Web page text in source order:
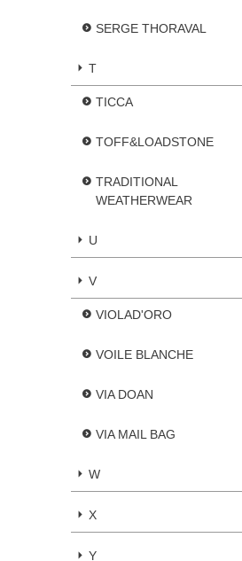
SERGE THORAVAL
T
TICCA
TOFF&LOADSTONE
TRADITIONAL
WEATHERWEAR
U
V
VIOLAD'ORO
VOILE BLANCHE
VIA DOAN
VIA MAIL BAG
W
X
Y